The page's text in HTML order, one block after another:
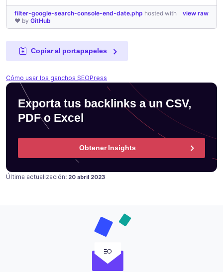
view raw
filter-google-search-console-end-date.php hosted with
❤ by GitHub
Copiar al portapapeles
Cómo usar los ganchos SEOPress
Exporta tus backlinks a un CSV,
PDF o Excel
Obtener Insights
Última actualización: Publicado en
20 abril 2023